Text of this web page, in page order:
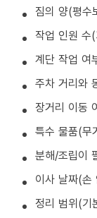
짐의 양(평수
작업 인원 수
계단 작업 여
주차 거리와
장거리 이동
특수 물품(무
분해/조립이
이사 날짜(손
정리 범위(기